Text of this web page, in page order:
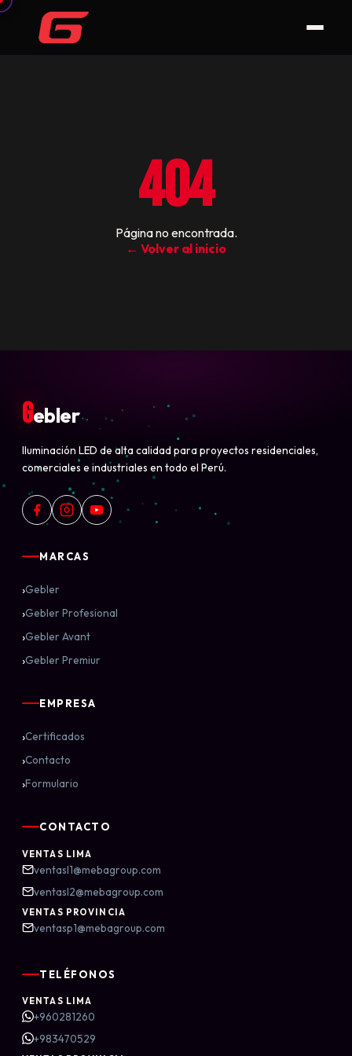
404
Página no encontrada.
← Volver al inicio
Gebler
Iluminación LED de alta calidad para proyectos residenciales,
comerciales e industriales en todo el Perú.
MARCAS
›Gebler
›Gebler Profesional
›Gebler Avant
›Gebler Premiur
EMPRESA
›Certificados
›Contacto
›Formulario
CONTACTO
VENTAS LIMA
ventasl1@mebagroup.com
ventasl2@mebagroup.com
VENTAS PROVINCIA
ventasp1@mebagroup.com
TELÉFONOS
VENTAS LIMA
+960281260
+983470529